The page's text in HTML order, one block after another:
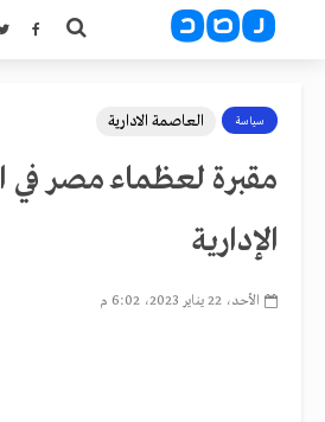
سياسة العاصمة الادارية
مقبرة لعظماء مصر في
الإدارية
الأحد، 22 يناير 2023، 6:02 م